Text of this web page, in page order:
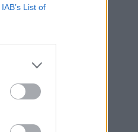
IAB’s List of